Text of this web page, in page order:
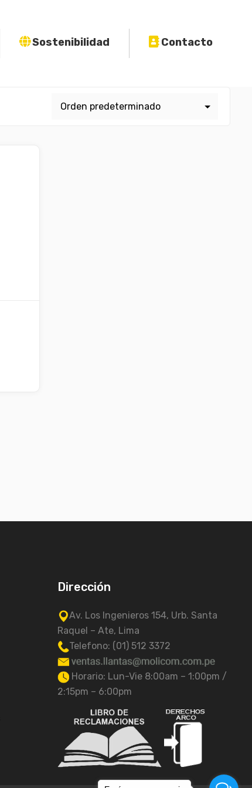
Sostenibilidad Contacto
Dirección
Av. Los Ingenieros 154, Urb. Santa
Raquel – Ate, Lima
Telefono: (01) 512 3372
Horario: Lun-Vie 8:00am – 1:00pm /
2:15pm – 6:00pm